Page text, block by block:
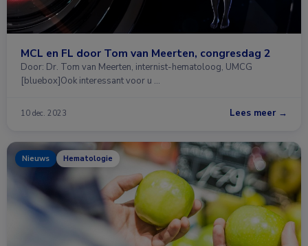
MCL en FL door Tom van Meerten, congresdag 2
Door: Dr. Tom van Meerten, internist-hematoloog, UMCG
[bluebox]Ook interessant voor u …
10 dec. 2023 Lees meer →
Nieuws Hematologie